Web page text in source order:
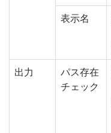
表示名
出力
パス存在
チェック